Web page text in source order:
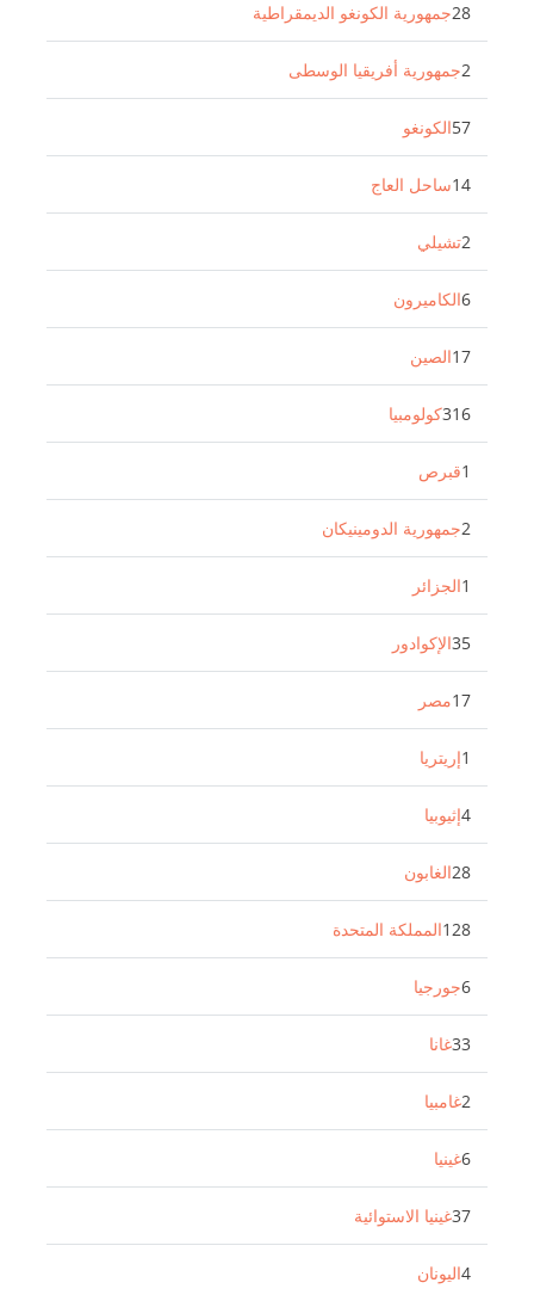
جمهورية الكونغو الديمقراطية28
جمهورية أفريقيا الوسطى2
الكونغو57
ساحل العاج14
تشيلي2
الكاميرون6
الصين17
كولومبيا316
قبرص1
جمهورية الدومينيكان2
الجزائر1
الإكوادور35
مصر17
إريتريا1
إثيوبيا4
الغابون28
المملكة المتحدة128
جورجيا6
غانا33
غامبيا2
غينيا6
غينيا الاستوائية37
اليونان4